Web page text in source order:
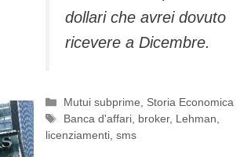
dollari che avrei dovuto
ricevere a Dicembre.
Categorie
Mutui subprime
Storia Economica
Tag
Banca d'affari broker, Lehman
licenziamenti, sms